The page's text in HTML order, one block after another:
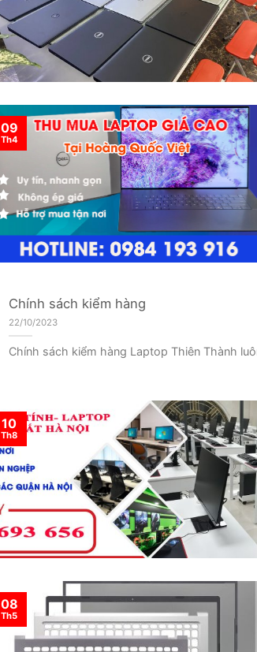
09
Th4
Chính sách kiểm hàng
22/10/2023
Chính sách kiểm hàng Laptop Thiên Thành
10
Th8
08
Th5